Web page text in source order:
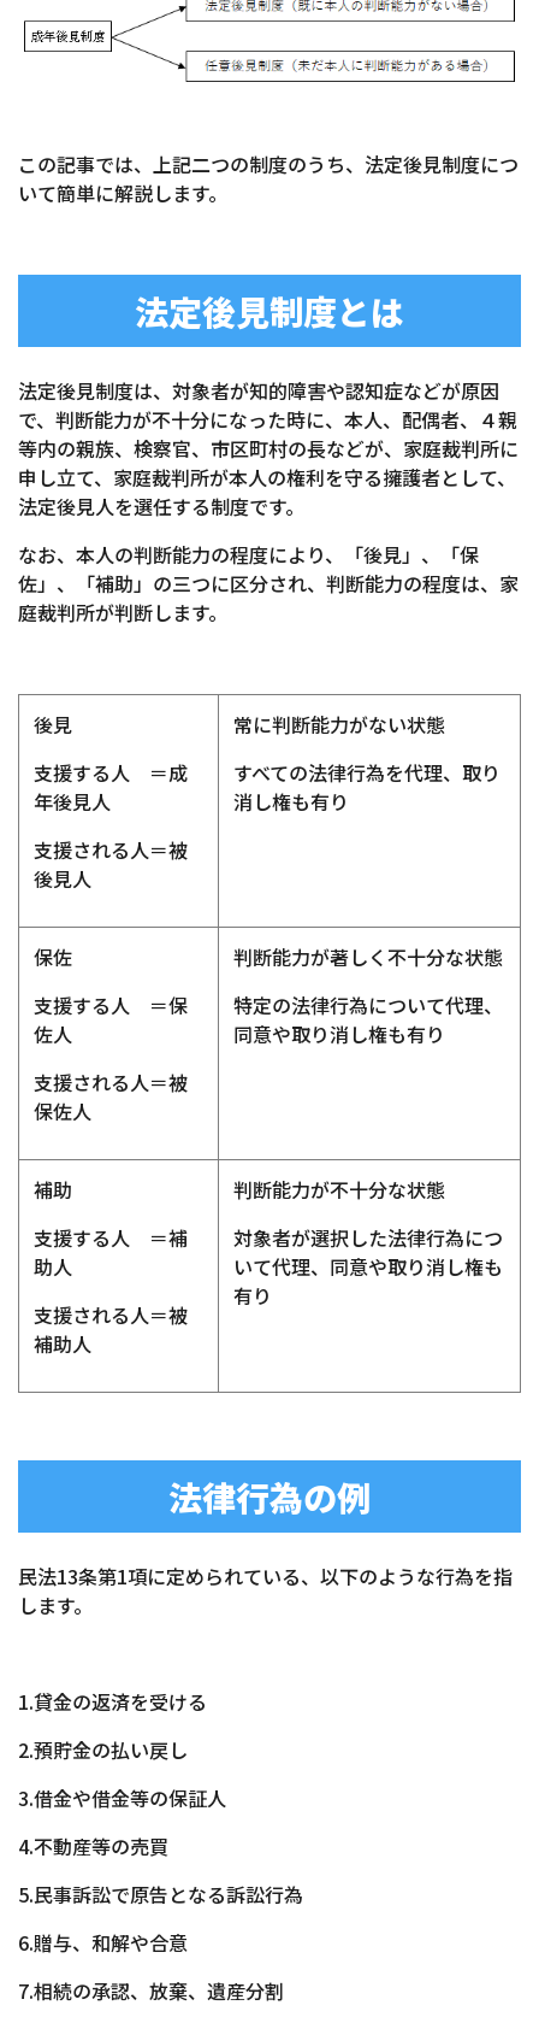
この記事では、上記二つの制度のうち、法定後見制度につ
いて簡単に解説します。
法定後見制度とは
法定後見制度は、対象者が知的障害や認知症などが原因
で、判断能力が不十分になった時に、本人、配偶者、４親
等内の親族、検察官、市区町村の長などが、家庭裁判所に
申し立て、家庭裁判所が本人の権利を守る擁護者として、
法定後見人を選任する制度です。
なお、本人の判断能力の程度により、「後見」、「保
佐」、「補助」の三つに区分され、判断能力の程度は、家
庭裁判所が判断します。
後見
支援する人 ＝成
年後見人
支援される人＝被
後見人
常に判断能力がない状態
すべての法律行為を代理、取り
消し権も有り
保佐
支援する人 ＝保
佐人
支援される人＝被
保佐人
判断能力が著しく不十分な状態
特定の法律行為について代理、
同意や取り消し権も有り
補助
支援する人 ＝補
助人
支援される人＝被
補助人
判断能力が不十分な状態
対象者が選択した法律行為につ
いて代理、同意や取り消し権も
有り
法律行為の例
民法13条第1項に定められている、以下のような行為を指
します。
1.貸金の返済を受ける
2.預貯金の払い戻し
3.借金や借金等の保証人
4.不動産等の売買
5.民事訴訟で原告となる訴訟行為
6.贈与、和解や合意
7.相続の承認、放棄、遺産分割